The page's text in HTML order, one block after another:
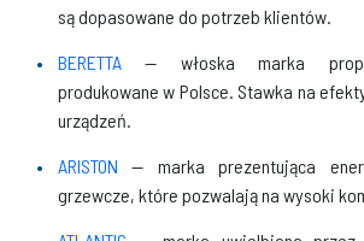
są dopasowane do potrzeb klientów.
BERETTA — włoska marka
produkowane w Polsce. Stawka na
urządzeń.
ARISTON — marka prezentująca
grzewcze, które pozwalają na wysoki